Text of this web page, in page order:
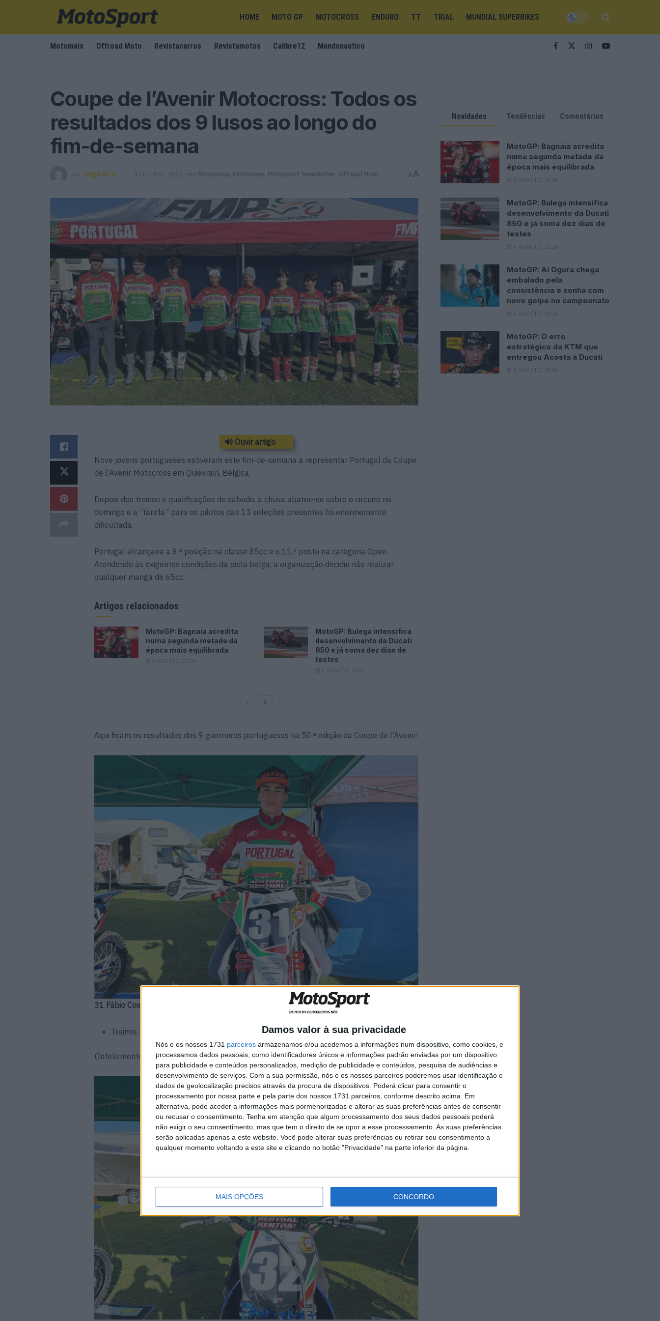
Damos valor à sua privacidade
Nós e os nossos 1731 parceiros armazenamos e/ou acedemos a informações num dispositivo, como cookies, e
processamos dados pessoais, como identificadores únicos e informações padrão enviadas por um dispositivo
para publicidade e conteúdos personalizados, medição de publicidade e conteúdos, pesquisa de audiências e
desenvolvimento de serviços. Com a sua permissão, nós e os nossos parceiros poderemos usar identificação e
dados de geolocalização precisos através da procura de dispositivos. Poderá clicar para consentir o
processamento por nossa parte e pela parte dos nossos 1731 parceiros, conforme descrito acima. Em
alternativa, pode aceder a informações mais pormenorizadas e alterar as suas preferências antes de consentir
ou recusar o consentimento. Tenha em atenção que algum processamento dos seus dados pessoais poderá
não exigir o seu consentimento, mas que tem o direito de se opor a esse processamento. As suas preferências
serão aplicadas apenas a este website. Você pode alterar suas preferências ou retirar seu consentimento a
qualquer momento voltando a este site e clicando no botão "Privacidade" na parte inferior da página.
MAIS OPÇÕES CONCORDO
HOME MOTO GP MOTOCROSS ENDURO TT TRIAL MUNDIAL SUPERBIKES
Motomais Offroad Moto Revistacarros Revistamotos Calibre12 Mundonautico
Coupe de l’Avenir Motocross: Todos os
resultados dos 9 lusos ao longo do
fim-de-semana
por Jorge Ró Jr. 3 Outubro, 2022 em Motocross Motocross Motosport Newsletter Offroad Moto AA
🔊 Ouvir artigo
Nove jovens portugueses estiveram este fim-de-semana a representar Portugal da Coupe
de l’Avenir Motocross em Quievrain, Bélgica.
Depois dos treinos e qualificações de sábado, a chuva abateu-se sobre o circuito no
domingo e a “tarefa” para os pilotos das 13 seleções presentes foi enormemente
dificultada.
Portugal alcançaria a 8.ª posição na classe 85cc e o 11.º posto na categoria Open.
Atendendo às exigentes condições da pista belga, a organização decidiu não realizar
qualquer manga de 65cc.
Artigos relacionados
MotoGP: Bagnaia acredita
numa segunda metade da
época mais equilibrada
5 AGOSTO, 2026
MotoGP: Bulega intensifica
desenvolvimento da Ducati
850 e já soma dez dias de
testes
5 AGOSTO, 2026
Aqui ficam os resultados dos 9 guerreiros portugueses na 50.ª edição da Coupe de l’Avenir!
31 Fábio Costa
Treinos livres Open: 10.º
(Infelizmente, uma queda nos treinos cronometrados resultou na fractura de uma tíbia)
Novidades Tendências Comentários
MotoGP: Bagnaia acredita
numa segunda metade da
época mais equilibrada
5 AGOSTO, 2026
MotoGP: Bulega intensifica
desenvolvimento da Ducati
850 e já soma dez dias de
testes
5 AGOSTO, 2026
MotoGP: Ai Ogura chega
embalado pela
consistência e sonha com
novo golpe no campeonato
5 AGOSTO, 2026
MotoGP: O erro
estratégico da KTM que
entregou Acosta à Ducati
5 AGOSTO, 2026